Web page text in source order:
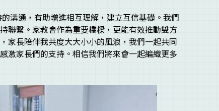
溝通，有助增進相互理解，建立互信基礎。我們
聯繫。家教會作為重要橋樑，更能有效推動雙方
家長陪伴我共度大大小小的風浪，我們一起共同
激家長們的支持。相信我們將來會一起編織更多